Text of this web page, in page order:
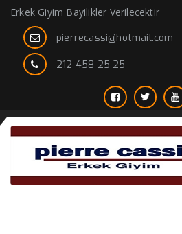
Erkek Giyim Bayilikler Verilecektir
pierrecassi@hotmail.com
212 458 25 25